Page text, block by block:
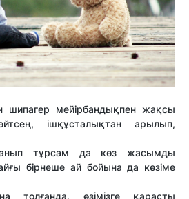
мейірбандықпен жақсы
ішқұсталықтан арылып,
тұрсам да көз жасымды
бірнеше ай бойына да көзіме
толғанда, өзімізге қарасты